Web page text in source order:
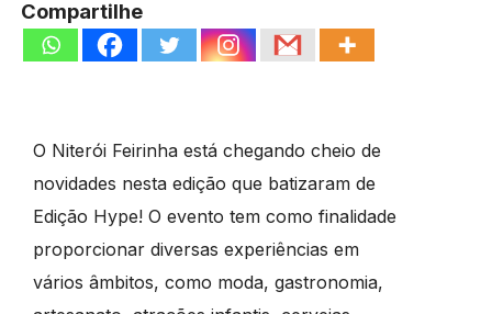
Compartilhe
O Niterói Feirinha está chegando cheio de
novidades nesta edição que batizaram de
Edição Hype! O evento tem como finalidade
proporcionar diversas experiências em
vários âmbitos, como moda, gastronomia,